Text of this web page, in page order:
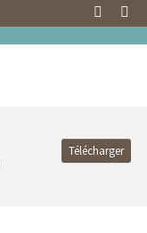
Télécharger